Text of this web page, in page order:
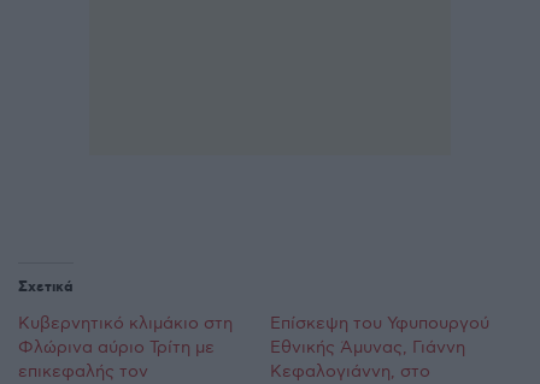
Σχετικά
Κυβερνητικό κλιμάκιο στη
Φλώρινα αύριο Τρίτη με
επικεφαλής τον
Επίσκεψη του Υφυπουργού
Εθνικής Άμυνας, Γιάννη
Κεφαλογιάννη, στο